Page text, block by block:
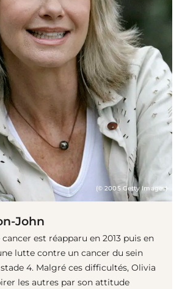
(© 2005 Getty Images)
John
est réapparu en 2013 puis en
lutte contre un cancer du sein
4. Malgré ces difficultés, Olivia
les autres par son attitude